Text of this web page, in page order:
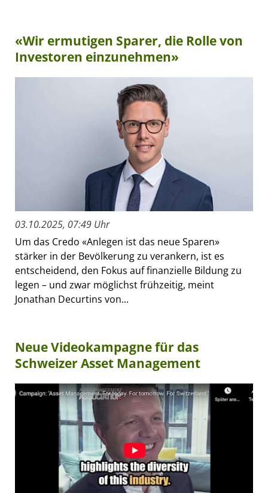
«Wir ermutigen Sparer, die Rolle von
Investoren einzunehmen»
03.10.2025, 07:49 Uhr
Um das Credo «Anlegen ist das neue Sparen»
stärker in der Bevölkerung zu verankern, ist es
entscheidend, den Fokus auf finanzielle Bildung zu
legen – und zwar möglichst frühzeitig, meint
Jonathan Decurtins von...
Neue Videokampagne für das
Schweizer Asset Management